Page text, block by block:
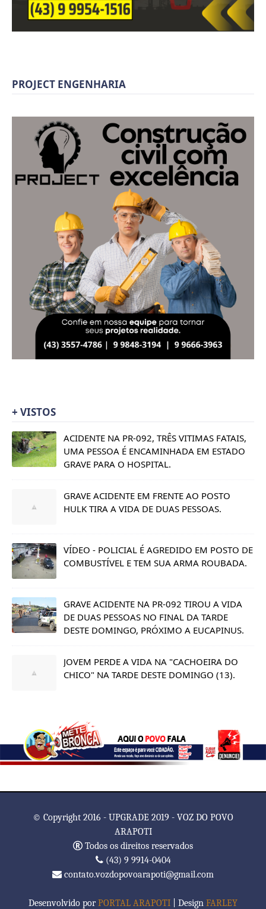
PROJECT ENGENHARIA
+ VISTOS
ACIDENTE NA PR-092, TRÊS VITIMAS FATAIS,
UMA PESSOA É ENCAMINHADA EM ESTADO
GRAVE PARA O HOSPITAL.
GRAVE ACIDENTE EM FRENTE AO POSTO
HULK TIRA A VIDA DE DUAS PESSOAS.
VÍDEO - POLICIAL É AGREDIDO EM POSTO DE
COMBUSTÍVEL E TEM SUA ARMA ROUBADA.
GRAVE ACIDENTE NA PR-092 TIROU A VIDA
DE DUAS PESSOAS NO FINAL DA TARDE
DESTE DOMINGO, PRÓXIMO A EUCAPINUS.
JOVEM PERDE A VIDA NA "CACHOEIRA DO
CHICO" NA TARDE DESTE DOMINGO (13).
© Copyright 2016 - UPGRADE 2019 - VOZ DO POVO
ARAPOTI
Todos os direitos reservados
(43) 9 9914-0404
contato.vozdopovoarapoti@gmail.com
Desenvolvido porPORTAL ARAPOTI | Design FARLEY